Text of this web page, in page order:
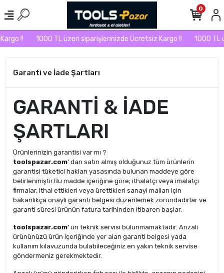
!! 1000 TL üzeri siparişlerinizde Ücretsiz Kargo !! 1000 TL
0
Garanti ve İade Şartları
GARANTİ & İADE
ŞARTLARI
Ürünlerinizin garantisi var mı ?
toolspazar.com' dan satın almış olduğunuz tüm ürünlerin
garantisi tüketici hakları yasasında bulunan maddeye göre
belirlenmiştir.Bu madde içeriğine göre; ithalatçı veya imalatçı
firmalar, ithal ettikleri veya ürettikleri sanayi malları için
bakanlıkça onaylı garanti belgesi düzenlemek zorundadırlar ve
garanti süresi ürünün fatura tarihinden itibaren başlar.
toolspazar.com' un teknik servisi bulunmamaktadır. Arızalı
ürününüzü ürün içeriğinde yer alan garanti belgesi yada
kullanım kılavuzunda bulabileceğiniz en yakın teknik servise
göndermeniz gerekmektedir.